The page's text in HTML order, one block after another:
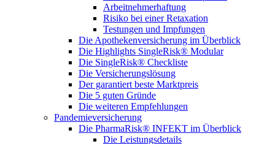
Arbeitnehmerhaftung
Risiko bei einer Retaxation
Testungen und Impfungen
Die Apothekenversicherung im Überblick
Die Highlights SingleRisk® Modular
Die SingleRisk® Checkliste
Die Versicherungslösung
Der garantiert beste Marktpreis
Die 5 guten Gründe
Die weiteren Empfehlungen
Pandemieversicherung
Die PharmaRisk® INFEKT im Überblick
Die Leistungsdetails